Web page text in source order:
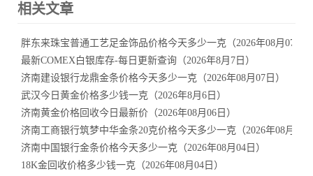
相关文章
胖东来珠宝普通工艺足金饰品价格今天多少一克（2026年08月07日
最新COMEX白银库存-每日更新查询（2026年8月7日）
济南建设银行龙鼎金条价格今天多少一克（2026年08月07日）
武汉今日黄金价格多少钱一克（2026年8月6日）
济南黄金价格回收今日最新价（2026年08月06日）
济南工商银行筑梦中华金条20克价格今天多少一克（2026年08月05
济南中国银行金条价格今天多少一克（2026年08月04日）
18K金回收价格多少钱一克（2026年08月04日）